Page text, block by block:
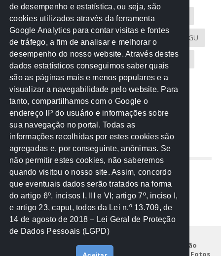
Acontece na Rede AGU AMM
Atricon Audicom CAU-MT CGU
CREA-MT Eventos MPC-MT MPE-MT
MPF Notícias PF PGE-MT PGR
Receita Federal Sem categoria
TCE-MT TCU TRE
REDE NOS ESTADOS
Mato Grosso do Sul
Paraná
Nacional
Institucional
Legislação
Notícias Galeria de Fotos
de desempenho e estatística, ou seja, são
cookies utilizados através da ferramenta
Google Analytics para contar visitas e fontes
de tráfego, a fim de analisar e melhorar o
desempenho do nosso website. Através destes
dados estatísticos conseguimos saber quais
são as páginas mais e menos populares e a
visualizar a navegabilidade pelo website. Para
tanto, compartilhamos com o Google o
endereço IP do usuário e informações sobre
sua navegação no portal. Todas as
informações recolhidas por estes cookies são
agregadas e, por conseguinte, anônimas. Se
não permitir estes cookies, não saberemos
quando visitou o nosso site. Assim, concordo
que eventuais dados serão tratados na forma
do artigo 6º, incisos I, III e VI; artigo 7º, inciso I,
e artigo 23, caput, todos da Lei n.º 13.709, de
14 de agosto de 2018 – Lei Geral de Proteção
de Dados Pessoais (LGPD)